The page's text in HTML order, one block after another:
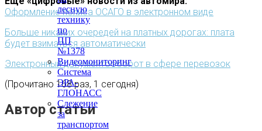
лесную
технику
по
ПП
№1378
Видеомониторинг
Система
ЭРА-
ГЛОНАСС
Слежение
за
транспортом
Оформление полиса ОСАГО в электронном виде
Больше никаких очередей на платных дорогах: плата
будет взиматься автоматически
Электронный документооборот в сфере перевозок
(Прочитано 168 раз, 1 сегодня)
Автор статьи